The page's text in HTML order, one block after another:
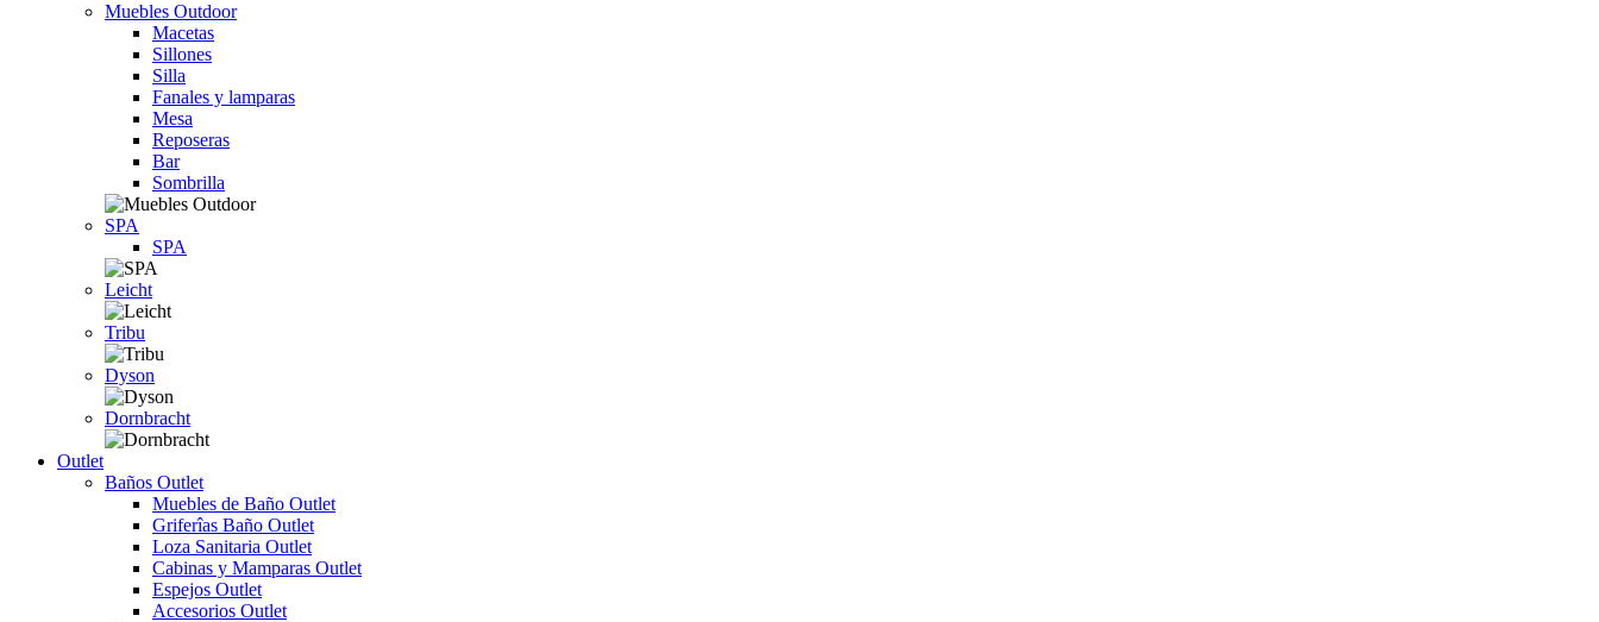
Muebles Outdoor
Macetas
Sillones
Silla
Fanales y lamparas
Mesa
Reposeras
Bar
Sombrilla
SPA
SPA
Leicht
Tribu
Dyson
Dornbracht
Outlet
Baños Outlet
Muebles de Baño Outlet
Griferîas Baño Outlet
Loza Sanitaria Outlet
Cabinas y Mamparas Outlet
Espejos Outlet
Accesorios Outlet